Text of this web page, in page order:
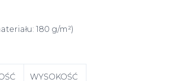
180 g/m²)
WYSOKOŚĆ